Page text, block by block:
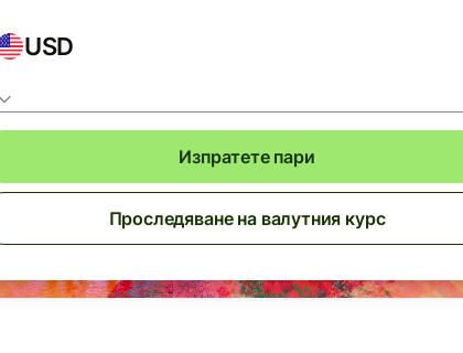
USD
Изпратете пари
Проследяване на валутния курс